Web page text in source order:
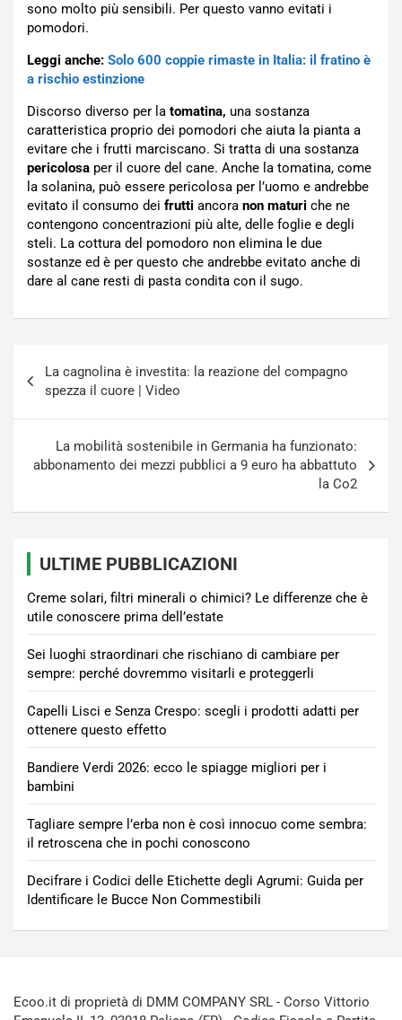
sono molto più sensibili. Per questo vanno evitati i
pomodori.
Leggi anche: Solo 600 coppie rimaste in Italia: il fratino è
a rischio estinzione
Discorso diverso per la tomatina, una sostanza
caratteristica proprio dei pomodori che aiuta la pianta a
evitare che i frutti marciscano. Si tratta di una sostanza
pericolosa per il cuore del cane. Anche la tomatina, come
la solanina, può essere pericolosa per l’uomo e andrebbe
evitato il consumo dei frutti ancora non maturi che ne
contengono concentrazioni più alte, delle foglie e degli
steli. La cottura del pomodoro non elimina le due
sostanze ed è per questo che andrebbe evitato anche di
dare al cane resti di pasta condita con il sugo.
articoli
La cagnolina è investita: la reazione del compagno
spezza il cuore | Video
La mobilità sostenibile in Germania ha funzionato:
abbonamento dei mezzi pubblici a 9 euro ha abbattuto
la Co2
ULTIME PUBBLICAZIONI
Creme solari, filtri minerali o chimici? Le differenze che è
utile conoscere prima dell’estate
Sei luoghi straordinari che rischiano di cambiare per
sempre: perché dovremmo visitarli e proteggerli
Capelli Lisci e Senza Crespo: scegli i prodotti adatti per
ottenere questo effetto
Bandiere Verdi 2026: ecco le spiagge migliori per i
bambini
Tagliare sempre l’erba non è così innocuo come sembra:
il retroscena che in pochi conoscono
Decifrare i Codici delle Etichette degli Agrumi: Guida per
Identificare le Bucce Non Commestibili
Ecoo.it di proprietà di DMM COMPANY SRL - Corso Vittorio